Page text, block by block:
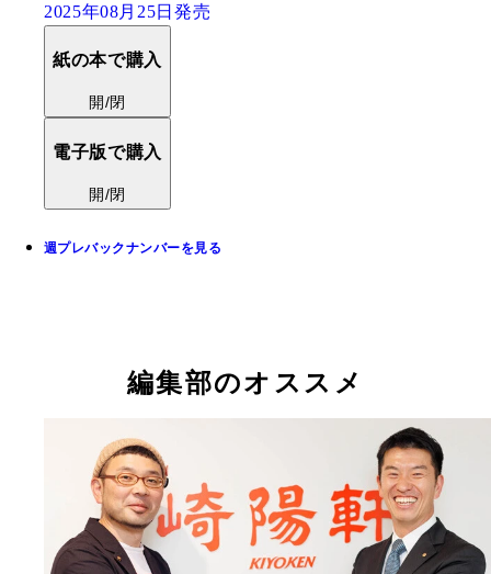
2025年08月25日発売
紙の本で購入
開/閉
電子版で購入
開/閉
週プレバックナンバーを見る
編集部のオススメ